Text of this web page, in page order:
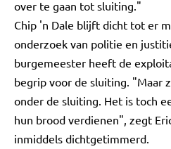
over te gaan tot sluiting."
Chip 'n Dale blijft dicht tot er
onderzoek van politie en
burgemeester heeft de
begrip voor de sluiting. "Maar
onder de sluiting. Het is toch
hun brood verdienen", zegt
inmiddels dichtgetimmerd.